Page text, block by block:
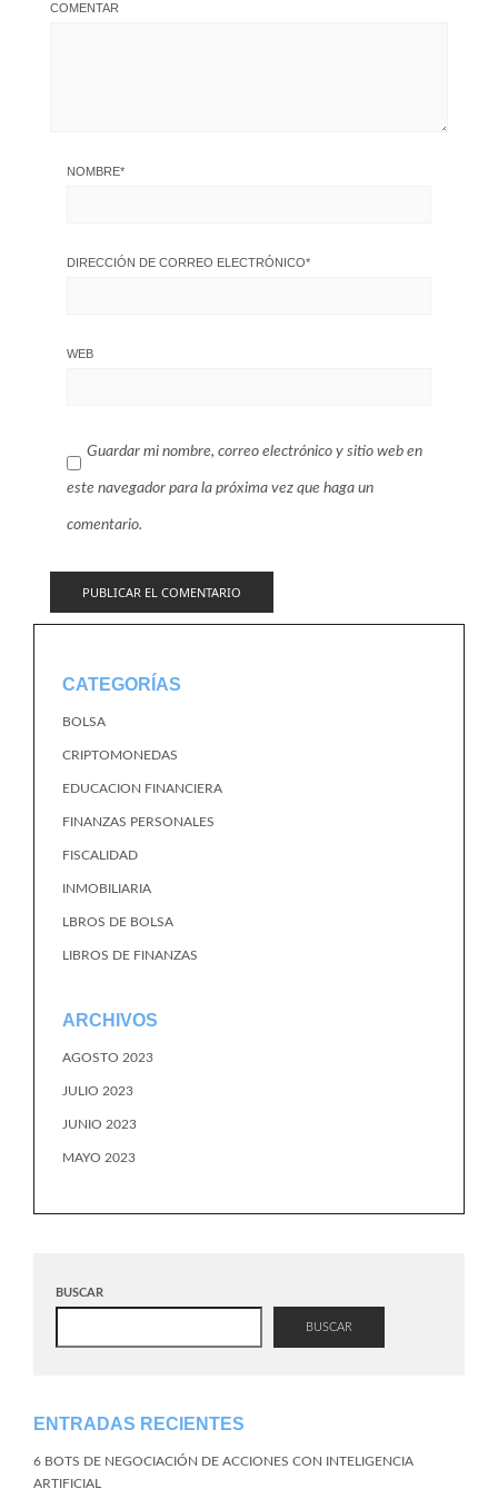
COMENTAR
NOMBRE*
DIRECCIÓN DE CORREO ELECTRÓNICO*
WEB
Guardar mi nombre, correo electrónico y sitio web en
este navegador para la próxima vez que haga un
comentario.
CATEGORÍAS
BOLSA
CRIPTOMONEDAS
EDUCACION FINANCIERA
FINANZAS PERSONALES
FISCALIDAD
INMOBILIARIA
LBROS DE BOLSA
LIBROS DE FINANZAS
ARCHIVOS
AGOSTO 2023
JULIO 2023
JUNIO 2023
MAYO 2023
BUSCAR
BUSCAR
ENTRADAS RECIENTES
6 BOTS DE NEGOCIACIÓN DE ACCIONES CON INTELIGENCIA
ARTIFICIAL